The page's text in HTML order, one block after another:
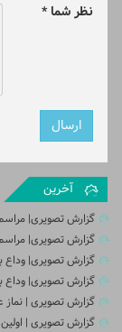
نظر شما *
آخرین
گزارش تصویری|
گزارش تصویری| مراسم
گزارش تصویری| وداع
گزارش تصویری| وداع
گزارش تصویری | نماز
گزارش تصویری |